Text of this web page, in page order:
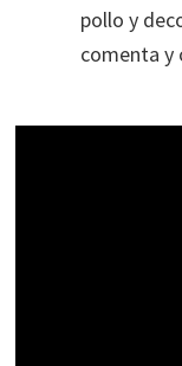
pollo y
comenta y